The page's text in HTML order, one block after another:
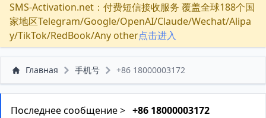
SMS-Activation.net：付费短信接收服务 覆盖全球188个国
家地区Telegram/Google/OpenAI/Claude/Wechat/Alipa
y/TikTok/RedBook/Any other点击进入
Главная 手机号 +86 18000003172
Последнее сообщение > +86 18000003172